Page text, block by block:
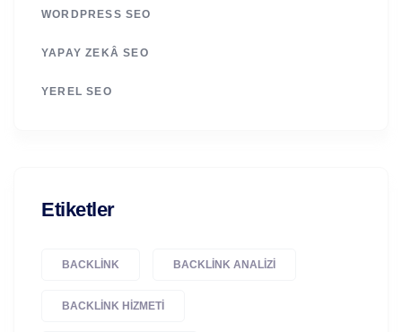
WORDPRESS SEO
YAPAY ZEKÂ SEO
YEREL SEO
Etiketler
BACKLINK BACKLINK ANALIZI
BACKLINK HIZMETI